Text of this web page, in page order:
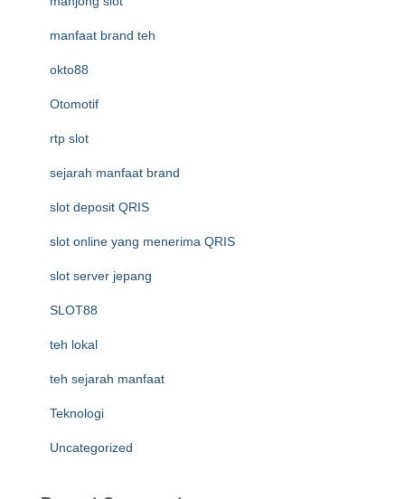
manfaat brand teh
okto88
Otomotif
rtp slot
sejarah manfaat brand
slot deposit QRIS
slot online yang menerima QRIS
slot server jepang
SLOT88
teh lokal
teh sejarah manfaat
Teknologi
Uncategorized